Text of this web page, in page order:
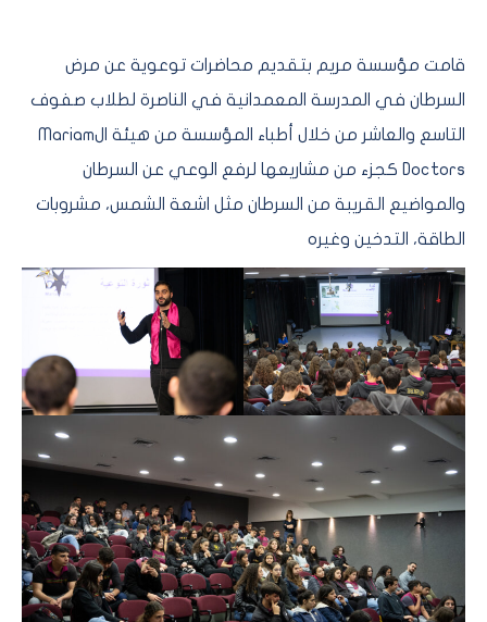
قامت مؤسسة مريم بتقديم محاضرات توعوية عن مرض
السرطان في المدرسة المعمدانية في الناصرة لطلاب صفوف
التاسع والعاشر من خلال أطباء المؤسسة من هيئة الMariam
Doctors كجزء من مشاريعها لرفع الوعي عن السرطان
والمواضيع القريبة من السرطان مثل اشعة الشمس، مشروبات
الطاقة، التدخين وغيره